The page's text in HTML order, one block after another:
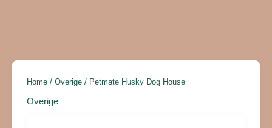
Home / Overige / Petmate Husky Dog House
Overige